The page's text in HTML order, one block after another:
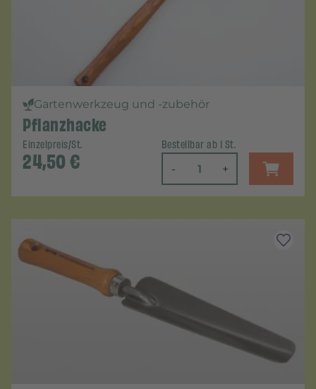
Gartenwerkzeug und -zubehör
Pflanzhacke
Einzelpreis/St.
24,50€
Bestellbar ab 1 St.
- +